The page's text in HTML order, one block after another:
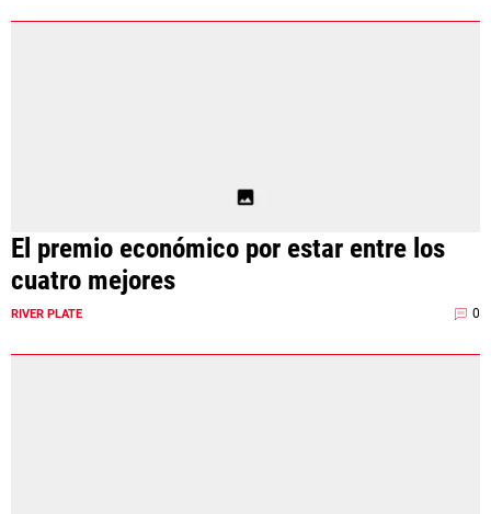
El premio económico por estar entre los
cuatro mejores
RIVER PLATE 0